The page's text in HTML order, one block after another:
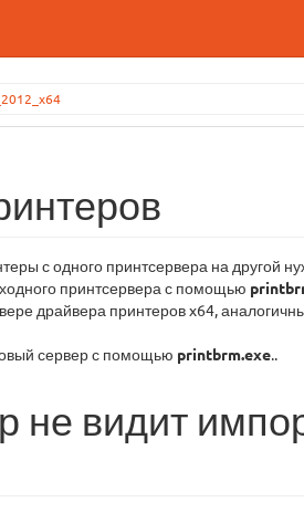
с одного принтсервера на другой
принтсервера с помощью
драйвера принтеров x64,
сервер с помощью printbrm.exe..
не видит